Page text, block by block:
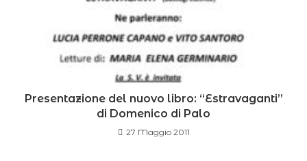
Presentazione del nuovo libro: “Estravaganti”
di Domenico di Palo
27 Maggio 2011